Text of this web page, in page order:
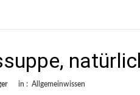
in : Allgemeinwissen